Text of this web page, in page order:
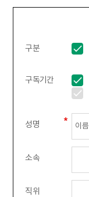
구분
구독기간
성명
소속
직위